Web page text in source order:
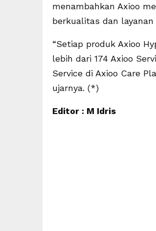
menambahkan Axioo
berkualitas dan
“Setiap produk Axioo
lebih dari 174 Axioo
Service di Axioo Care
ujarnya. (*)
Editor : M Idris